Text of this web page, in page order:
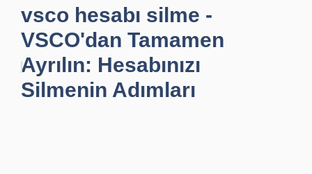
vsco hesabı silme -
VSCO'dan Tamamen
Ayrılın: Hesabınızı
Silmenin Adımları